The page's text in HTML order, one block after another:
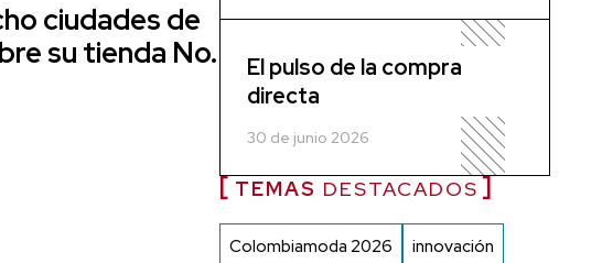
ciudades de
su tienda No.
El pulso de la compra
directa
30 de junio 2026
TEMAS DESTACADOS
Colombiamoda 2026 innovación